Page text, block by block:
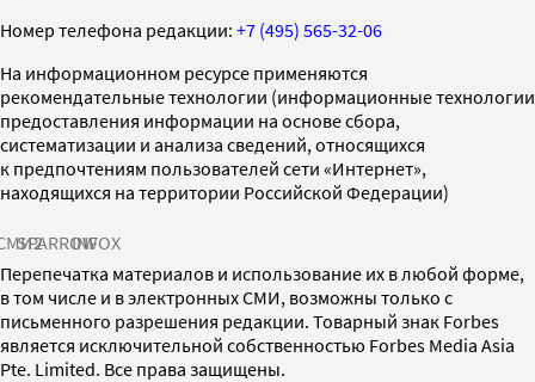
Номер телефона редакции: +7 (495) 565-32-06
На информационном ресурсе применяются
рекомендательные технологии (информационные технологии
предоставления информации на основе сбора,
систематизации и анализа сведений, относящихся
к предпочтениям пользователей сети «Интернет»,
находящихся на территории Российской Федерации)
SPARROWINFOX
Перепечатка материалов и использование их в любой форме,
в том числе и в электронных СМИ, возможны только с
письменного разрешения редакции. Товарный знак Forbes
является исключительной собственностью Forbes Media Asia
Pte. Limited. Все права защищены.